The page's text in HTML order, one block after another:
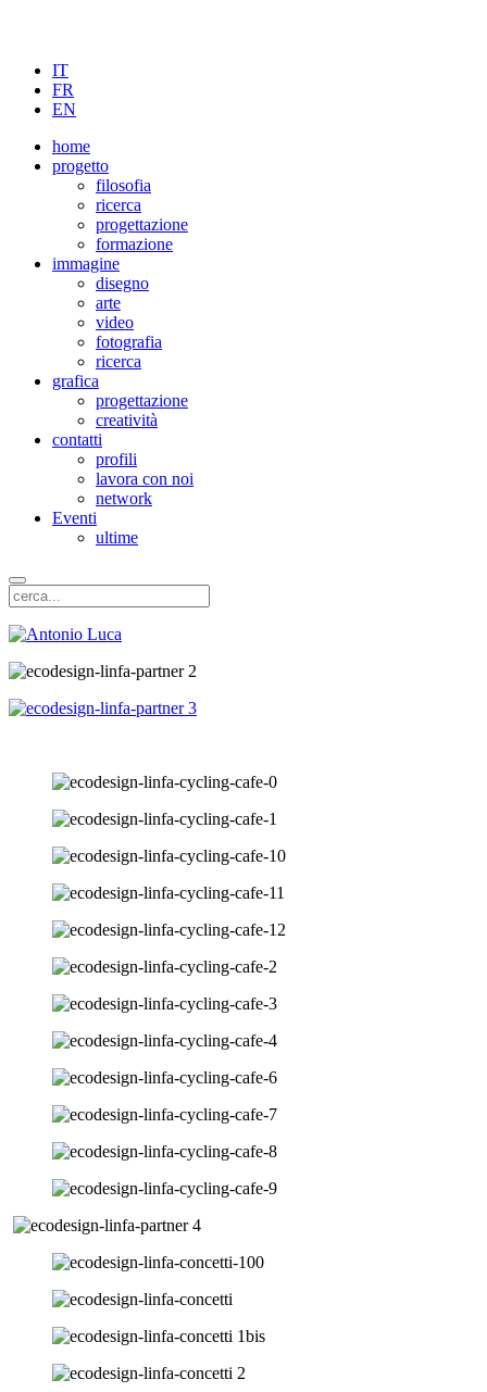
IT
FR
EN
home
progetto
filosofia
ricerca
progettazione
formazione
immagine
disegno
arte
video
fotografia
ricerca
grafica
progettazione
creatività
contatti
profili
lavora con noi
network
Eventi
ultime